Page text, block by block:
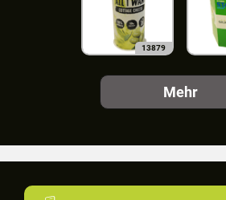
13879
Mehr